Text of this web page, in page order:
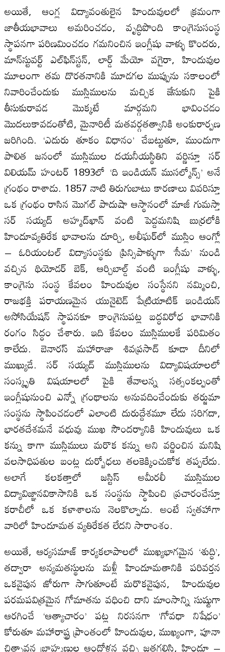
అయితే, ఆంగ్ల విద్యావంతులైన హిందువులలో క్రమంగా
జాతీయభావాలు అమరించడం, వృద్ధిపొంది కాంగ్రెసుసంస్థ
స్థాపనగా పరిణమించడం గమనించిన ఇంగ్లీషు వాళ్ళు కొందరు,
మాన్‌స్టువర్ట్‌ ఎల్‌ఫిన్‌స్టన్‌, లార్డ్‌ మేయో వగైరా, హిందువుల
మూలంగా తమ దొరతనానికి మూడగల ముప్పును సకాలంలో
నివారించేందుకు ముస్లిములను మచ్చిక జేసుకుని పైకి
తీసుకురావడ మొక్కటే మార్గమని భావించడం
మొదలుకావడంతోటి, మైనారిటీ మతవర్గతత్వానికి అంకురార్పణ
జరిగింది. ‘ఎదురు తూకం విధానం’ చేబట్టుతూ, ముందుగా
పాలిత జనంలో ముస్లిముల దయనీయస్థితిని వర్ణిస్తూ సర్‌
విలియమ్‌ హంటర్‌ 1893లో ‘ది ఇండియన్‌ ముసల్మోన్స్‌’ అనే
గ్రంథం రాశాడు. 1857 నాటి తిరుగుబాటు కారణాలు వివరిస్తూ
ఒక గ్రంథం రాసిన మొగల్‌ పాదుషా ఆస్థానంలో మాజీ గుమస్తా
సర్‌ సయ్యద్‌ అహ్మద్‌ఖాన్‌ వంటి పెద్దమనిషి బుర్రలోకి
హిందూవ్యతిరేక భావాలను దూర్చి, అలీఘర్‌లో ముస్లిం ఆంగ్లో
– ఓరియంటల్‌ విద్యాసంస్థకు ప్రిన్సిపాళ్ళుగా ‘సీమ’ నుండి
వచ్చిన థియోడర్‌ బెక్‌, ఆర్చిబాల్డ్‌ వంటి ఇంగ్లీషు వాళ్ళు,
కాంగ్రెసు సంస్థ కేవలం హిందువుల సంస్థేనని నమ్మించి,
రాజభక్తి పరాయణమైన యునైటెడ్‌ పేట్రియాటిక్‌ ఇండియన్‌
అసోసియేషన్‌ స్థాపనకూ కాంగ్రెసుపట్ల బద్ధవిరోధ భావానికి
రంగం సిద్ధం చేశారు. ఇది కేవలం ముస్లిములకే పరిమితం
కాలేదు. బెనారస్‌ మహారాజా శివప్రసాద్‌ కూడా దీనిలో
ముఖ్యుడే. సర్‌ సయ్యద్‌ ముస్లిములను విద్యావిషయాలలో
సంస్కృతి విషయాలలో పైకి తేవాలన్న సత్సంకల్పంతో
ఇంగ్లీషునుంచి ఎన్నో గ్రంథాలను అనువదించేందుకు తర్జుమా
సంస్థను స్థాపించడంలో ఎలాంటి దురుద్దేశమూ లేదు సరిగదా,
భారతదేశమనే వధువు ముఖ సౌందర్యానికి హిందువులు ఒక
కన్ను కాగా ముస్లిములు మరొక కన్ను అని వర్ణించిన మనిషి
వలసాధిపతుల బంట్ల దుర్బోధలు తలకెక్కించుకోక తప్పలేదు.
అలాగే కలకత్తాలో జస్టిస్‌ అమీరలీ ముస్లిముల
విద్యావిజ్ఞానవికాసానికి ఒక సంస్థను స్థాపించి ప్రచారంచేస్తూ
కరాచీలో ఒక కళాశాలను నెలకొల్పాడు. అంటే స్వతహాగా
వారిలో హిందూమత వ్యతిరేకత లేదని సారాంశం.
అయితే, ఆర్యసమాజ్‌ కార్యకలాపాలలో ముఖ్యభాగమైన ‘శుద్ధి’,
తద్వారా అన్యమతస్థులను మళ్లీ హిందూమతానికి పరివర్తన
ఒకవైపున జోరుగా సాగుతూంటే మరొకవైపున, హిందువుల
పరమపవిత్రమైన గోమాతను వధించి దాని మాంసాన్ని సుష్టుగా
ఆరగించే ‘ఆత్యాచారం’ పట్ల నిరసనగా ‘గోవధా నిషేధం’
కోరుతూ మహారాష్ట్ర ప్రాంతంలో హిందువుల, ముఖ్యంగా, పూనా
చిత్పావన బ్రాహ్మణుల ఆందోళన వచ్చి జతగలిసి, హిందూ –